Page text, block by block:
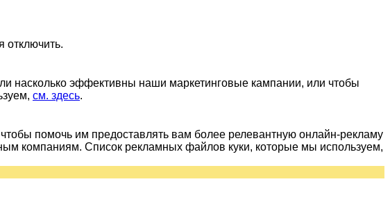
отключить.
насколько эффективны наши маркетинговые кампании, или чтобы
см. здесь.
помочь им предоставлять вам более релевантную онлайн-рекламу
компаниям. Список рекламных файлов куки, которые мы используем,